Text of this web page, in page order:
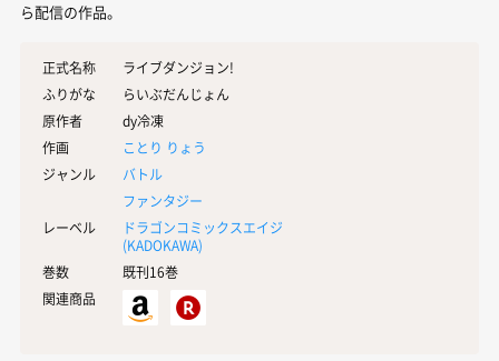
ら配信の作品。
正式名称
ライブダンジョン!
ふりがな
らいぶだんじょん
原作者
dy冷凍
作画
ことり りょう
ジャンル
バトル
ファンタジー
レーベル
ドラゴンコミックスエイジ
(KADOKAWA)
巻数
既刊16巻
関連商品